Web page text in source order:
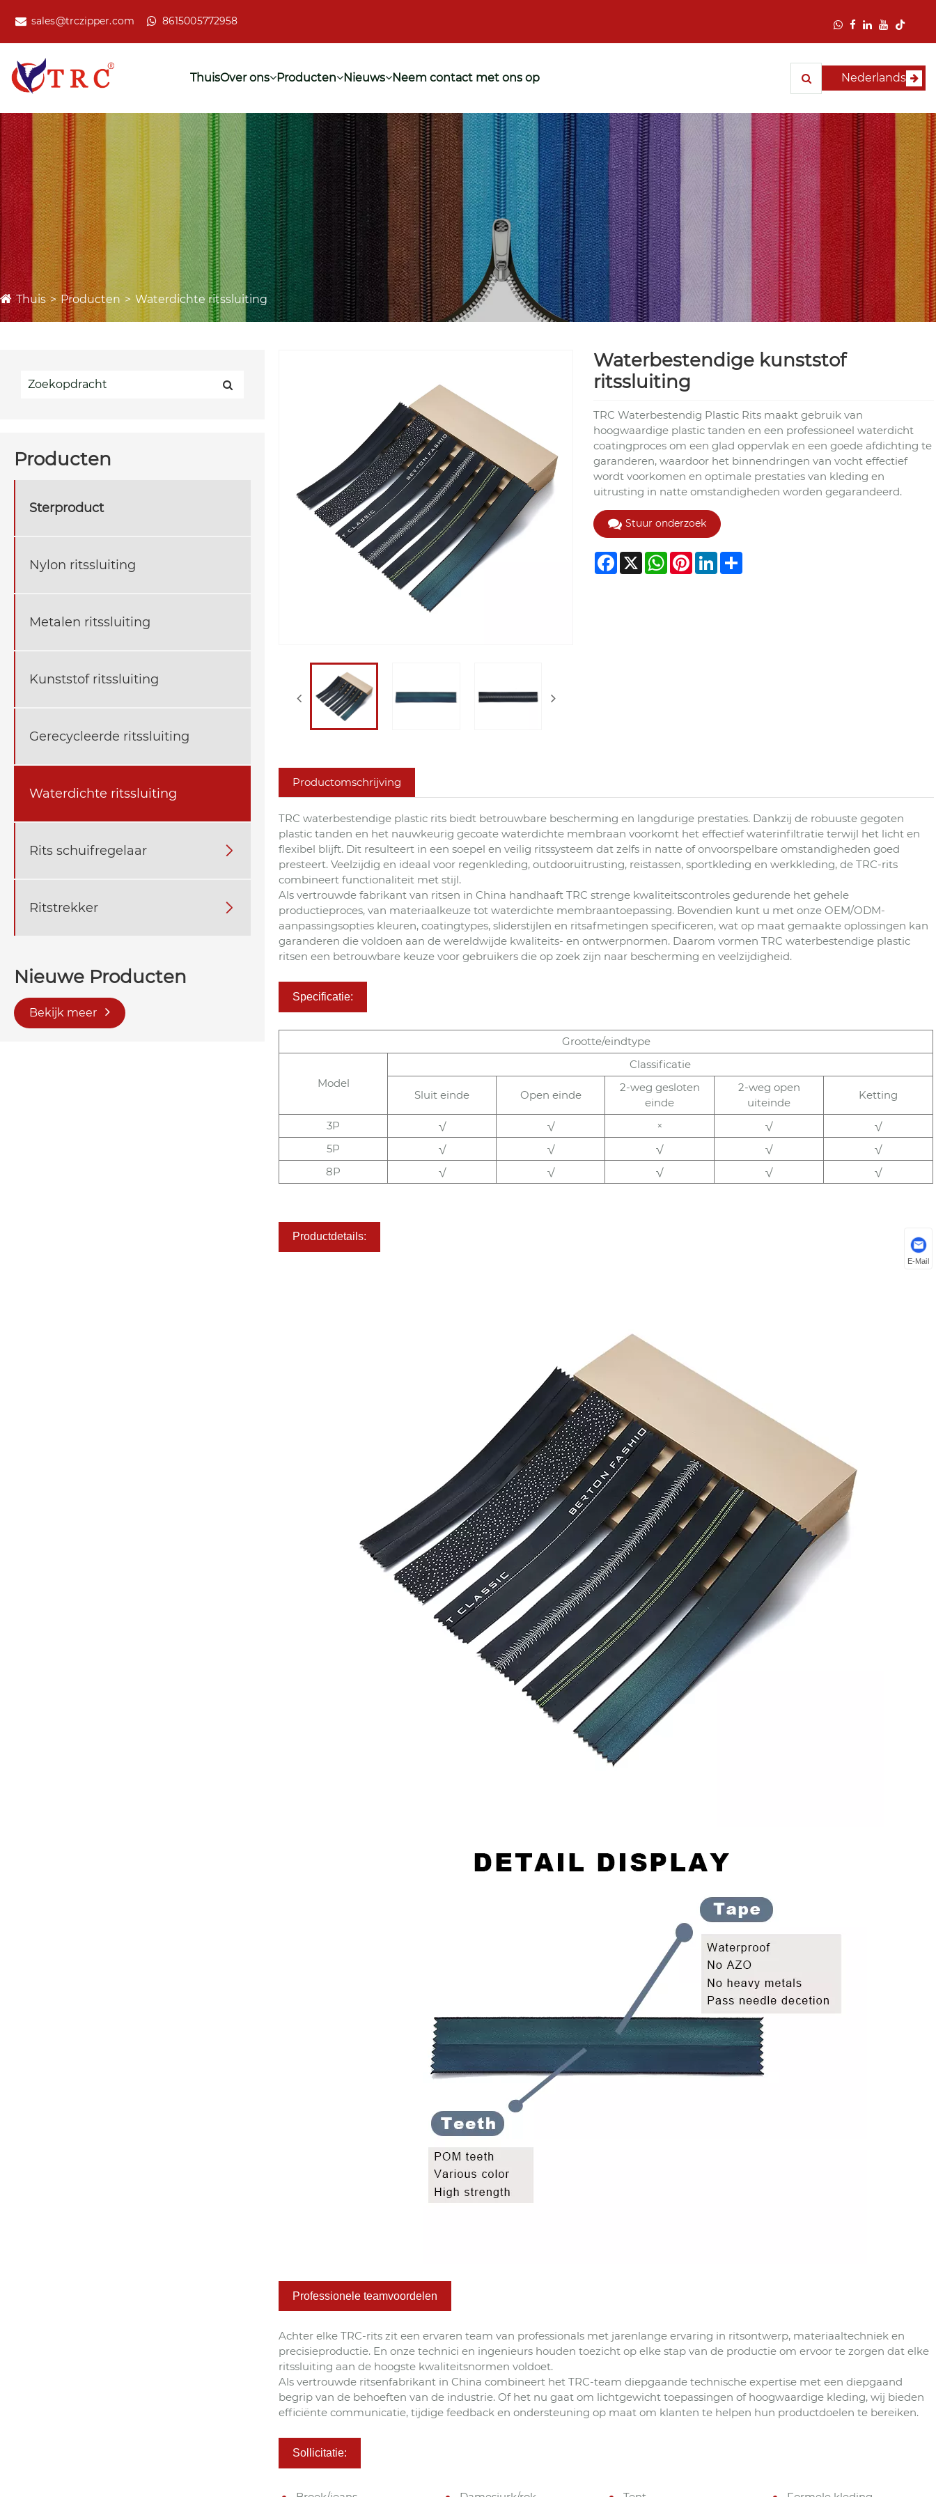
sales@trczipper.com 8615005772958
ThuisOver ons Producten Nieuws Neem contact met ons op Nederlands
Thuis Producten Waterdichte ritssluiting
Producten
Sterproduct
Nylon ritssluiting
Metalen ritssluiting
Kunststof ritssluiting
Gerecycleerde ritssluiting
Waterdichte ritssluiting
Rits schuifregelaar 
Ritstrekker 
Nieuwe Producten
Bekijk meer
Waterbestendige kunststof
ritssluiting
TRC Waterbestendig Plastic Rits maakt gebruik van
hoogwaardige plastic tanden en een professioneel waterdicht
coatingproces om een ​​glad oppervlak en een goede afdichting te
garanderen, waardoor het binnendringen van vocht effectief
wordt voorkomen en optimale prestaties van kleding en
uitrusting in natte omstandigheden worden gegarandeerd.
Stuur onderzoek
Facebook
X WhatsApp
PinterestLinkedIn
Share
Productomschrijving
TRC waterbestendige plastic rits biedt betrouwbare bescherming en langdurige prestaties. Dankzij de robuuste gegoten
plastic tanden en het nauwkeurig gecoate waterdichte membraan voorkomt het effectief waterinfiltratie terwijl het licht en
flexibel blijft. Dit resulteert in een soepel en veilig ritssysteem dat zelfs in natte of onvoorspelbare omstandigheden goed
presteert. Veelzijdig en ideaal voor regenkleding, outdooruitrusting, reistassen, sportkleding en werkkleding, de TRC-rits
combineert functionaliteit met stijl.
Als vertrouwde fabrikant van ritsen in China handhaaft TRC strenge kwaliteitscontroles gedurende het gehele
productieproces, van materiaalkeuze tot waterdichte membraantoepassing. Bovendien kunt u met onze OEM/ODM-
aanpassingsopties kleuren, coatingtypes, sliderstijlen en ritsafmetingen specificeren, wat op maat gemaakte oplossingen kan
garanderen die voldoen aan de wereldwijde kwaliteits- en ontwerpnormen. Daarom vormen TRC waterbestendige plastic
ritsen een betrouwbare keuze voor gebruikers die op zoek zijn naar bescherming en veelzijdigheid.
Specificatie:
Grootte/eindtype
Model
Classificatie
Sluit einde Open einde
2-weg gesloten
einde
2-weg open
uiteinde
Ketting
3P √ √ × √
√
5P
√ √ √ √
√
8P
√ √ √ √ √
Productdetails:
Professionele teamvoordelen
Achter elke TRC-rits zit een ervaren team van professionals met jarenlange ervaring in ritsontwerp, materiaaltechniek en
precisieproductie. En onze technici en ingenieurs houden toezicht op elke stap van de productie om ervoor te zorgen dat elke
ritssluiting aan de hoogste kwaliteitsnormen voldoet.
Als vertrouwde ritsenfabrikant in China combineert het TRC-team diepgaande technische expertise met een diepgaand
begrip van de behoeften van de industrie. Of het nu gaat om lichtgewicht toepassingen of hoogwaardige kleding, wij bieden
efficiënte communicatie, tijdige feedback en ondersteuning op maat om klanten te helpen hun productdoelen te bereiken.
Sollicitatie:
E-Mail